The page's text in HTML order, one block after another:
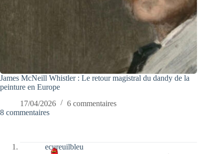
James McNeill Whistler : Le retour magistral du dandy de la
peinture en Europe
17/04/2026
6 commentaires
8 commentaires
ecureuilbleu